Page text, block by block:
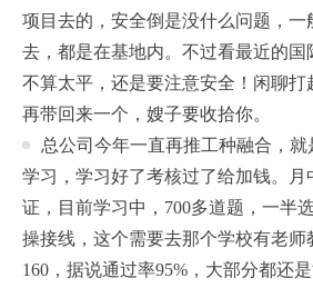
项目去的，安全倒是没什么问题，一
去，都是在基地内。不过看最近的国
不算太平，还是要注意安全！闲聊打
再带回来一个，嫂子要收拾你。
总公司今年一直再推工种融合，
学习，学习好了考核过了给加钱。月
证，目前学习中，700多道题，一半
操接线，这个需要去那个学校有老师
160，据说通过率95%，大部分都还